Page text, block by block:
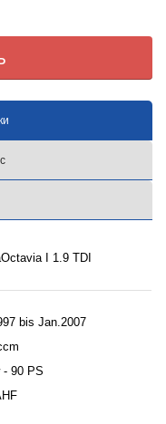
I 1.9 TDI
bis Jan.2007
- 90 PS